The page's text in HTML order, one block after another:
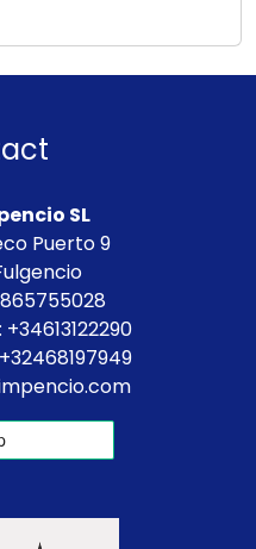
SL
Puerto 9
+34613122290
+32468197949